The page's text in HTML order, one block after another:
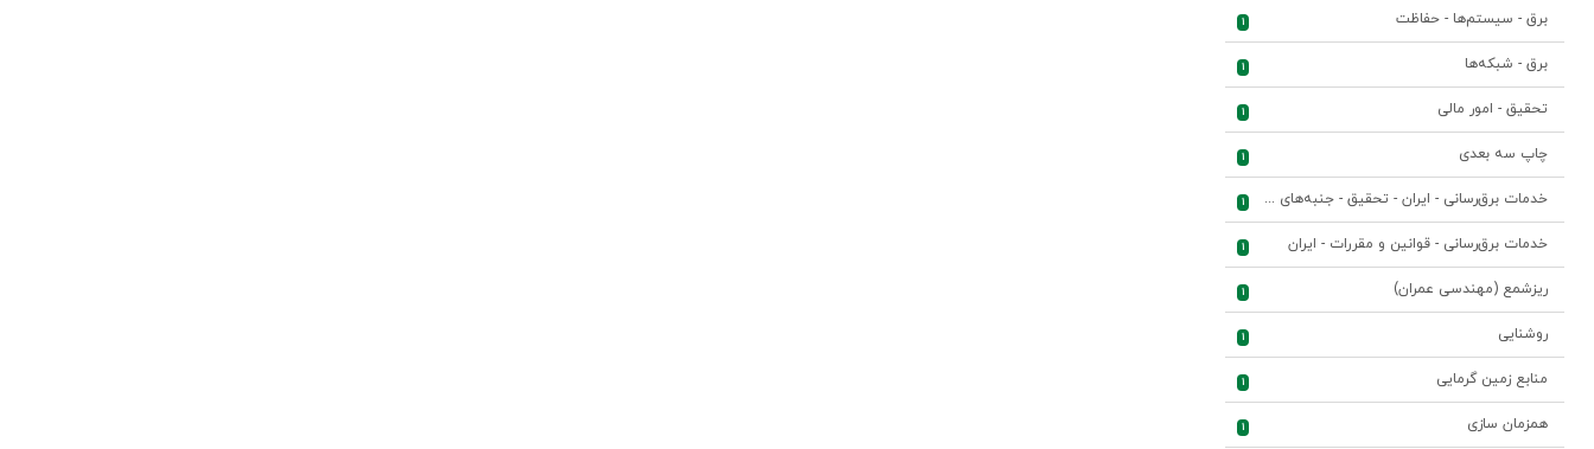
برق - سیستم‌ها - حفاظت 1
برق - شبکه‌ها 1
تحقیق - امور مالی 1
چاپ سه بعدی 1
خدمات برق‌رسانی - ایران - تحقیق - جنبه‌های اقتصادی 1
خدمات برق‌رسانی - قوانین و مقررات - ایران 1
ریزشمع (مهندسی عمران) 1
روشنایی 1
منابع زمین گرمایی 1
همزمان سازی 1